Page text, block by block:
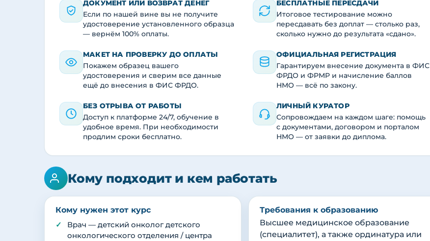
ДОКУМЕНТ ИЛИ ВОЗВРАТ ДЕНЕГ
Если по нашей вине вы не получите
удостоверение установленного образца
— вернём 100% оплаты.
БЕСПЛАТНЫЕ ПЕРЕСДАЧИ
Итоговое тестирование можно
пересдавать без доплат — столько раз,
сколько нужно до результата «сдано».
МАКЕТ НА ПРОВЕРКУ ДО ОПЛАТЫ
Покажем образец вашего
удостоверения и сверим все данные
ещё до внесения в ФИС ФРДО.
ОФИЦИАЛЬНАЯ РЕГИСТРАЦИЯ
Гарантируем внесение документа в ФИС
ФРДО и ФРМР и начисление баллов
НМО — всё по закону.
БЕЗ ОТРЫВА ОТ РАБОТЫ
Доступ к платформе 24/7, обучение в
удобное время. При необходимости
продлим сроки бесплатно.
ЛИЧНЫЙ КУРАТОР
Сопровождаем на каждом шаге: помощь
с документами, договором и порталом
НМО — от заявки до диплома.
Кому подходит и кем работать
Кому нужен этот курс
Врач — детский онколог детского
онкологического отделения / центра
Требования к образованию
Высшее медицинское образование
(специалитет), а также ординатура или